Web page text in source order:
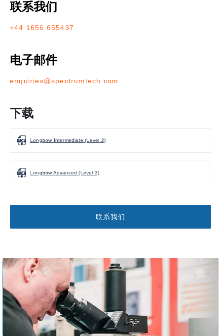
联系我们
+44 1656 655437
电子邮件
enquiries@spectrumtech.com
下载
Longbow Intermediate (Level 2)
Longbow Advanced (Level 3)
联系我们